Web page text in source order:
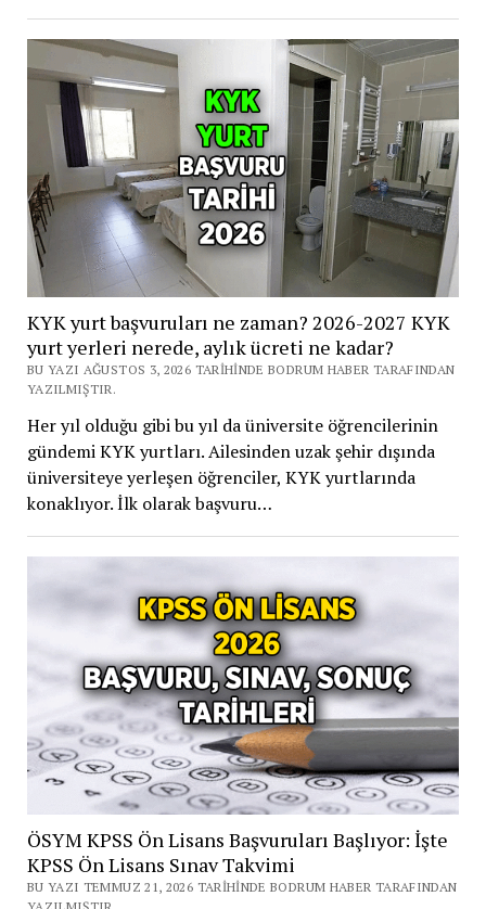
KYK yurt başvuruları ne zaman? 2026-2027 KYK
yurt yerleri nerede, aylık ücreti ne kadar?
BU YAZI AĞUSTOS 3, 2026 TARIHINDE BODRUM HABER TARAFINDAN
YAZILMIŞTIR.
Her yıl olduğu gibi bu yıl da üniversite öğrencilerinin
gündemi KYK yurtları. Ailesinden uzak şehir dışında
üniversiteye yerleşen öğrenciler, KYK yurtlarında
konaklıyor. İlk olarak başvuru…
ÖSYM KPSS Ön Lisans Başvuruları Başlıyor: İşte
KPSS Ön Lisans Sınav Takvimi
BU YAZI TEMMUZ 21, 2026 TARIHINDE BODRUM HABER TARAFINDAN